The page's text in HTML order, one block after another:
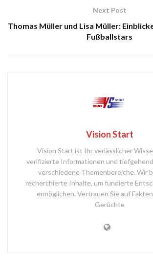
Next Post
Thomas Müller und Lisa Müller:
Fußballstars
Vision Start
Vision Start ist Ihr verlässlicher
verifizierte Informationen und
verschiedene Themenbereiche. Wir
recherchierte Inhalte, um fundierte
ermöglichen. Vertrauen Sie auf
Gerüchte